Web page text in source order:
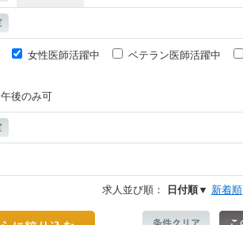
女性医師活躍中 ベテラン医師活躍中
午後のみ可
求人並び順： 日付順▼ 新着順